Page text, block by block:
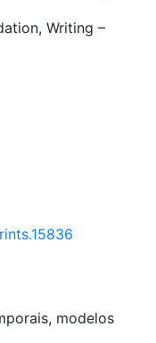
Writing –
modelos